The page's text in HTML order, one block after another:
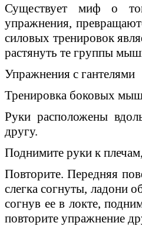
Существует миф о
упражнения,
силовых тренировок
растянуть те группы
Упражнения с гантелями
Тренировка боковых
Руки расположены
другу.
Поднимите руки к
Повторите. Передняя
слегка согнуты, ладони
согнув ее в локте,
повторите упражнение